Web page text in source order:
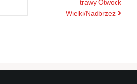
trawy Otwock
Wielki/Nadbrzeż